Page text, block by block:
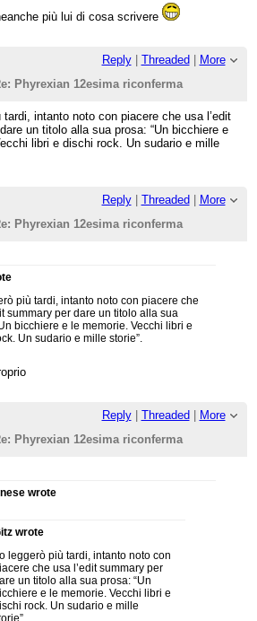
più lui di cosa scrivere
Reply| Threaded
More
Phyrexian 12esima riconferma
tardi, intanto noto con piacere che usa l’edit
un titolo alla sua prosa: “Un bicchiere e
libri e dischi rock. Un sudario e mille
Reply| Threaded
More
Phyrexian 12esima riconferma
più tardi, intanto noto con piacere che
summary per dare un titolo alla sua
bicchiere e le memorie. Vecchi libri e
Un sudario e mille storie”.
Reply| Threaded
More
Phyrexian 12esima riconferma
wrote
wrote
leggerò più tardi, intanto noto con
che usa l’edit summary per
un titolo alla sua prosa: “Un
e le memorie. Vecchi libri e
rock. Un sudario e mille